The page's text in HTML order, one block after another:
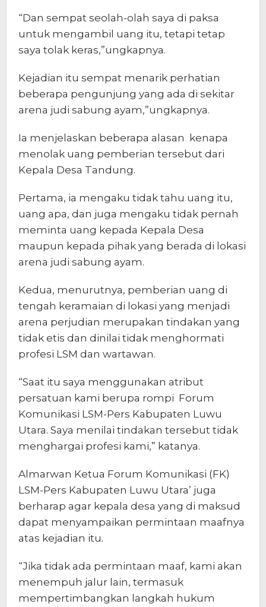
“Dan sempat seolah-olah saya di paksa
untuk mengambil uang itu, tetapi tetap
saya tolak keras,”ungkapnya.
Kejadian itu sempat menarik perhatian
beberapa pengunjung yang ada di sekitar
arena judi sabung ayam,”ungkapnya.
Ia menjelaskan beberapa alasan kenapa
menolak uang pemberian tersebut dari
Kepala Desa Tandung.
Pertama, ia mengaku tidak tahu uang itu,
uang apa, dan juga mengaku tidak pernah
meminta uang kepada Kepala Desa
maupun kepada pihak yang berada di lokasi
arena judi sabung ayam.
Kedua, menurutnya, pemberian uang di
tengah keramaian di lokasi yang menjadi
arena perjudian merupakan tindakan yang
tidak etis dan dinilai tidak menghormati
profesi LSM dan wartawan.
“Saat itu saya menggunakan atribut
persatuan kami berupa rompi Forum
Komunikasi LSM-Pers Kabupaten Luwu
Utara. Saya menilai tindakan tersebut tidak
menghargai profesi kami,” katanya.
Almarwan Ketua Forum Komunikasi (FK)
LSM-Pers Kabupaten Luwu Utara’ juga
berharap agar kepala desa yang di maksud
dapat menyampaikan permintaan maafnya
atas kejadian itu.
“Jika tidak ada permintaan maaf, kami akan
menempuh jalur lain, termasuk
mempertimbangkan langkah hukum